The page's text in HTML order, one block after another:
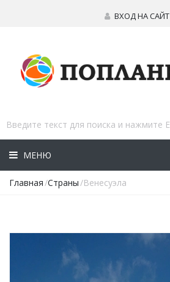
ВХОД НА САЙТ
МЕНЮ
Главная/Страны/Венесуэла